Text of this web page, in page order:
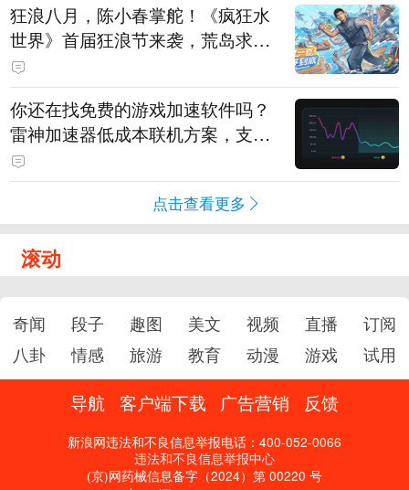
狂浪八月，陈小春掌舵！《疯狂水
世界》首届狂浪节来袭，荒岛求生
直播即将开启
你还在找免费的游戏加速软件吗？
雷神加速器低成本联机方案，支持
免费试用
点击查看更多
滚动
奇闻 段子 趣图 美文 视频 直播
订阅
八卦
情感 旅游 教育 动漫 游戏 试用
导航 客户端下载 广告营销 反馈
新浪网违法和不良信息举报电话：400-052-0066
违法和不良信息举报中心
(京)网药械信息备字（2024）第 00220 号